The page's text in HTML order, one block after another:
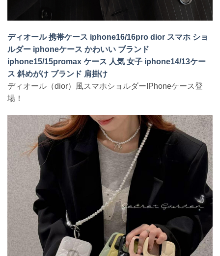
ディオール 携帯ケース iphone16/16pro dior スマホ ショ
ルダー iphoneケース かわいい ブランド
iphone15/15promax ケース 人気 女子 iphone14/13ケー
ス 斜めがけ ブランド 肩掛け
ディオール（dior）風スマホショルダーIPhoneケース登
場！